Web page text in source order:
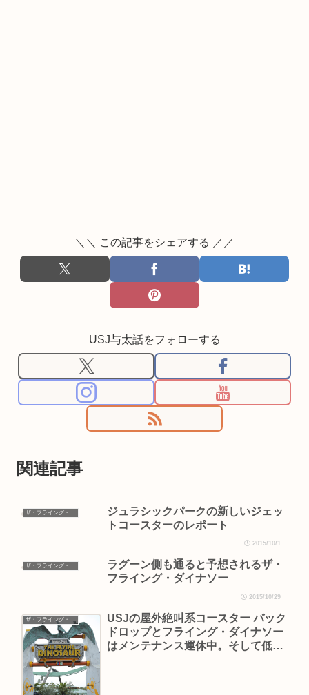
＼＼ この記事をシェアする ／／
USJ与太話をフォローする
関連記事
ジュラシックパークの新しいジェッ
トコースターのレポート
2015/10/1
ザ・フライング・ダイナソー
ラグーン側も通ると予想されるザ・
フライング・ダイナソー
2015/10/29
ザ・フライング・ダイナソー
USJの屋外絶叫系コースター バック
ドロップとフライング・ダイナソー
はメンテナンス運休中。そして低温